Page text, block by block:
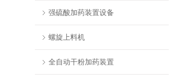
强硫酸加药装置设备
螺旋上料机
全自动干粉加药装置